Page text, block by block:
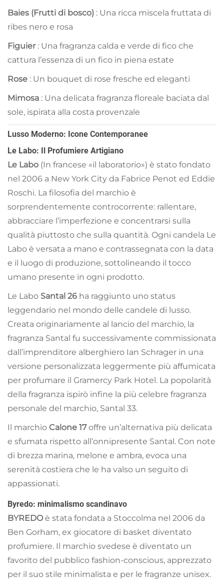
Baies (Frutti di bosco) : Una ricca miscela fruttata di
ribes nero e rosa
Figuier : Una fragranza calda e verde di fico che
cattura l’essenza di un fico in piena estate
Rose : Un bouquet di rose fresche ed eleganti
Mimosa : Una delicata fragranza floreale baciata dal
sole, ispirata alla costa provenzale
Lusso Moderno: Icone Contemporanee
Le Labo: Il Profumiere Artigiano
Le Labo (In francese «il laboratorio») è stato fondato
nel 2006 a New York City da Fabrice Penot ed Eddie
Roschi. La filosofia del marchio è
sorprendentemente controcorrente: rallentare,
abbracciare l’imperfezione e concentrarsi sulla
qualità piuttosto che sulla quantità. Ogni candela Le
Labo è versata a mano e contrassegnata con la data
e il luogo di produzione, sottolineando il tocco
umano presente in ogni prodotto.
Le Labo Santal 26 ha raggiunto uno status
leggendario nel mondo delle candele di lusso.
Creata originariamente al lancio del marchio, la
fragranza Santal fu successivamente commissionata
dall’imprenditore alberghiero Ian Schrager in una
versione personalizzata leggermente più affumicata
per profumare il Gramercy Park Hotel. La popolarità
della fragranza ispirò infine la più celebre fragranza
personale del marchio, Santal 33.
Il marchio Calone 17offre un’alternativa più delicata
e sfumata rispetto all’onnipresente Santal. Con note
di brezza marina, melone e ambra, evoca una
serenità costiera che le ha valso un seguito di
appassionati.
Byredo: minimalismo scandinavo
BYREDOè stata fondata a Stoccolma nel 2006 da
Ben Gorham, ex giocatore di basket diventato
profumiere. Il marchio svedese è diventato un
favorito del pubblico fashion-conscious, apprezzato
per il suo stile minimalista e per le fragranze unisex.